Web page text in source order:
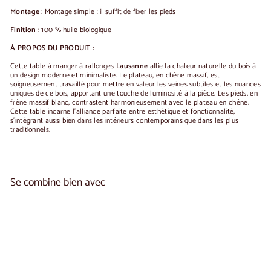
Montage : Montage simple : il suffit de fixer les pieds
Finition :100 % huile biologique
À PROPOS DU PRODUIT :
Cette table à manger à rallonges Lausanne allie la chaleur naturelle du bois à
un design moderne et minimaliste. Le plateau, en chêne massif, est
soigneusement travaillé pour mettre en valeur les veines subtiles et les nuances
uniques de ce bois, apportant une touche de luminosité à la pièce. Les pieds, en
frêne massif blanc, contrastent harmonieusement avec le plateau en chêne.
Cette table incarne l'alliance parfaite entre esthétique et fonctionnalité,
s'intégrant aussi bien dans les intérieurs contemporains que dans les plus
traditionnels.
Se combine bien avec